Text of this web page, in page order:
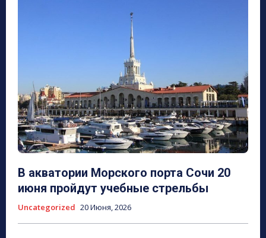
В акватории Морского порта Сочи 20
июня пройдут учебные стрельбы
Uncategorized 20 Июня, 2026